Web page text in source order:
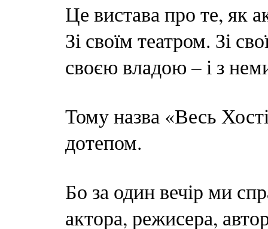
Це вистава про те, як
Зі своїм театром. Зі
своєю владою – і з
Тому назва «Весь
дотепом.
Бо за один вечір ми
актора, режисера,